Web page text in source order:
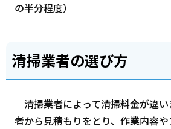
の半分程度）
清掃業者の選び方
清掃業者によって清掃料金が違
者から見積もりをとり、作業内容